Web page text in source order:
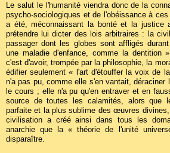
Le salut le l'humanité viendra donc de la
psycho-sociologiques et de l'obéissance à
a été, méconnaissant la bonté et la justice
prétendre lui dicter des lois arbitraires : la
passager dont les globes sont affligés
une maladie d'enfance, comme la dentition
c'est d'avoir, trompée par la philosophie, la
édifier seulement « l'art d'étouffer la voix de
n'a pas pu, comme elle s'en vantait, déraciner
le cours ; elle n'a pu qu'en entraver et en
source de toutes les calamités, alors que
parfaite et la plus sublime des œuvres
civilisation a créé ainsi dans tous les
anarchie que la « théorie de l'unité
disparaître.